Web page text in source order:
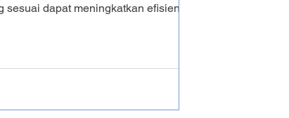
dapat meningkatkan efisiensi